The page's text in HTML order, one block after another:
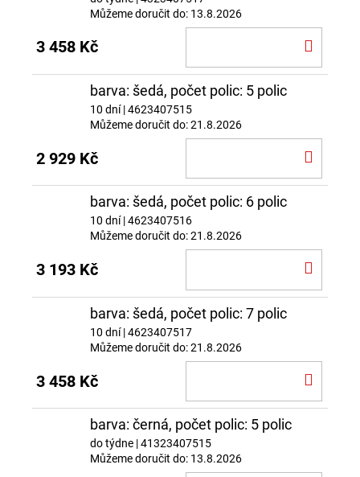
Můžeme doručit do: 13.8.2026
3 458 Kč
barva: šedá, počet polic: 5 polic
10 dní| 4623407515
Můžeme doručit do:21.8.2026
2 929 Kč
barva: šedá, počet polic: 6 polic
10 dní| 4623407516
Můžeme doručit do:21.8.2026
3 193 Kč
barva: šedá, počet polic: 7 polic
10 dní| 4623407517
Můžeme doručit do:21.8.2026
3 458 Kč
barva: černá, počet polic: 5 polic
do týdne | 41323407515
Můžeme doručit do: 13.8.2026